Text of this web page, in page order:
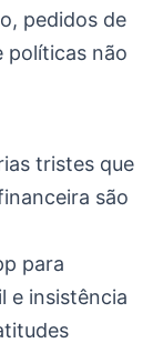
pedidos de
políticas não
tristes que
são
para
e insistência